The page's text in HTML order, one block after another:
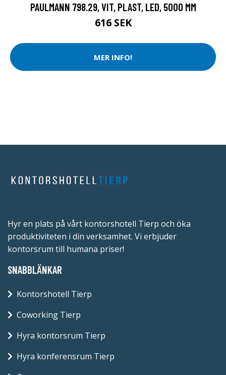
PAULMANN 798.29, VIT, PLAST, LED, 5000 MM
616 SEK
MER INFO!
Hyr en plats på vårt kontorshotell Tierp och öka
produktiviteten i din verksamhet. Vi erbjuder
kontorsrum till humana priser!
SNABBLÄNKAR
Kontorshotell Tierp
Coworking Tierp
Hyra kontorsrum Tierp
Hyra konferensrum Tierp